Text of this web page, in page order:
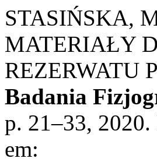
STASIŃSKA,
MATERIAŁY
REZERWATU
Badania
p. 21–33,
em: